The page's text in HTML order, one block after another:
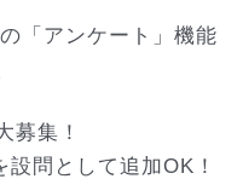
「アンケート」機能
募集！
設問として追加OK！